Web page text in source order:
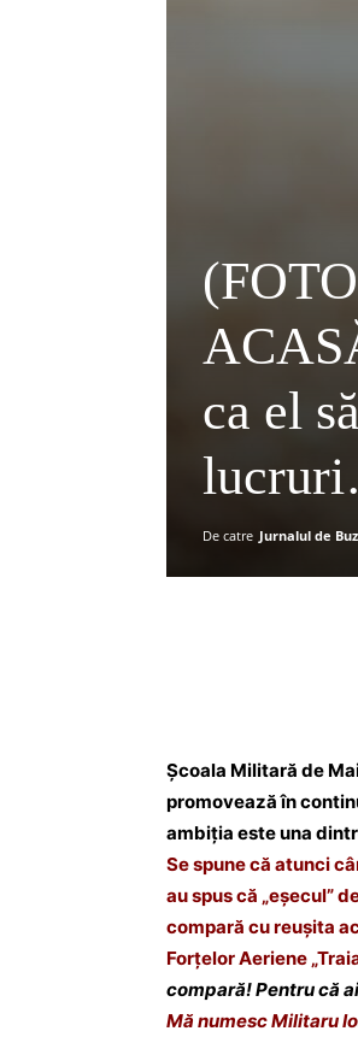
ca el
De catre Jurnalul de
Școala Militară de
promovează în
ambiția este una
Se spune că atunci
au spus că „eșecul”
compară cu reușita
Forțelor Aeriene
compară! Pentru că
Mă numesc Militaru